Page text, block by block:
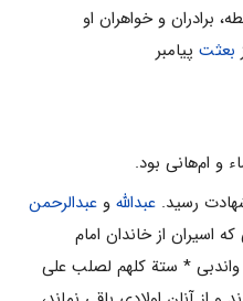
برادران و خواهران او
بعثت پیامبر
و‌ ام‌هانی بود.
رسید. عبدالله و عبدالرحمن
اسیران از خاندان امام
* ستة کلهم لصلب علی